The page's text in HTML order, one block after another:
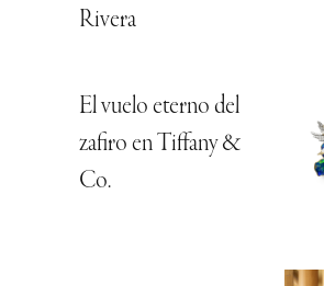
Rivera
El vuelo eterno del
zafiro en Tiffany &
Co.